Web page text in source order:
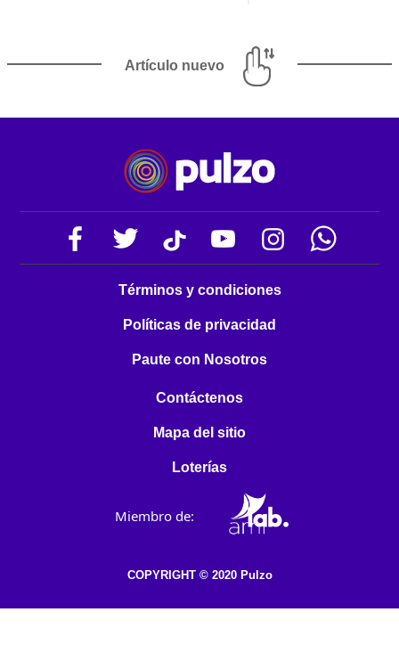
Artículo nuevo
Términos y condiciones
Políticas de privacidad
Paute con Nosotros
Contáctenos
Mapa del sitio
Loterías
Miembro de:
COPYRIGHT © 2020 Pulzo